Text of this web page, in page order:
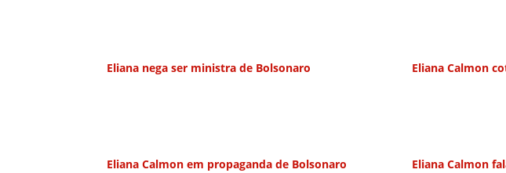
Eliana nega ser ministra de Bolsonaro Eliana Calmon
Eliana Calmon em propaganda de Bolsonaro Eliana Calmon